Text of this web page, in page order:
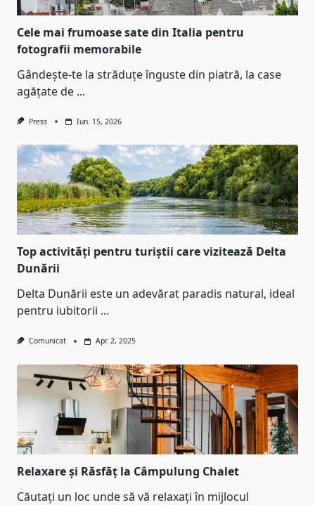
Cele mai frumoase sate din Italia pentru
fotografii memorabile
Gândește-te la străduțe înguste din piatră, la case
agățate de ...
Press Iun. 15, 2026
Top activități pentru turiștii care vizitează Delta
Dunării
Delta Dunării este un adevărat paradis natural, ideal
pentru iubitorii ...
Comunicat Apr. 2, 2025
Relaxare și Răsfăț la Câmpulung Chalet
Căutați un loc unde să vă relaxați în mijlocul